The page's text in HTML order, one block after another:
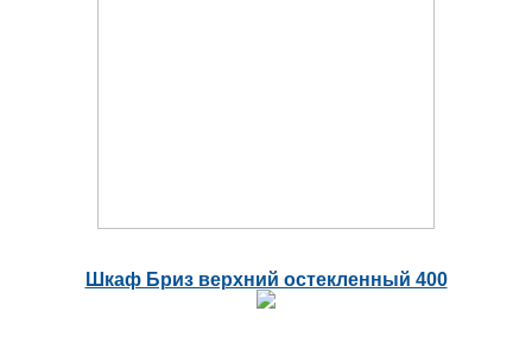
Шкаф Бриз верхний остекленный 400